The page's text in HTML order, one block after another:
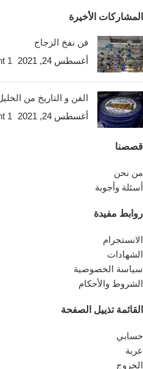
المشاركات الأخيرة
فن نفخ الزجاج
أغسطس 24, 2021
1 Comment
الفن و التاريخ من
أغسطس 24, 2021
1 Comment
قصصنا
من نحن
أسئلة وأجوبة
روابط مفيدة
الانستجرام
الشهادات
سياسة الخصوصية
الشروط والأحكام
القائمة تذييل الصفحة
حسابي
عربة
الخروج